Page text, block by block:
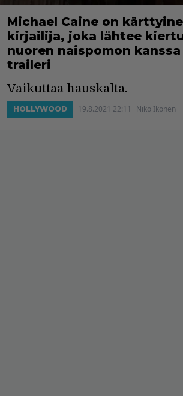
Michael Caine on
kirjailija, joka lähtee
nuoren naispomon kanssa
traileri
Vaikuttaa hauskalta.
HOLLYWOOD 19.8.2021 22:11 Niko Ikonen